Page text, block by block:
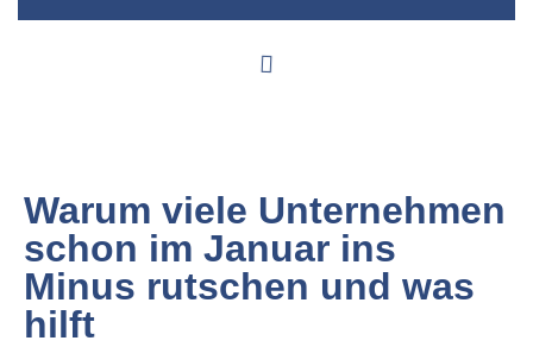
Warum viele Unternehmen
schon im Januar ins
Minus rutschen und was
hilft